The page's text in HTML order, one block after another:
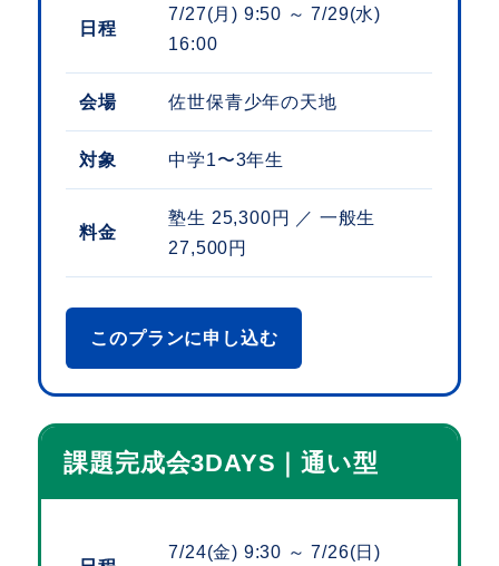
日程
7/27(月) 9:50 ～ 7/29(水)
16:00
会場 佐世保青少年の天地
対象 中学1〜3年生
料金
塾生 25,300円 ／ 一般生
27,500円
このプランに申し込む
課題完成会3DAYS｜通い型
7/24(金) 9:30 ～ 7/26(日)